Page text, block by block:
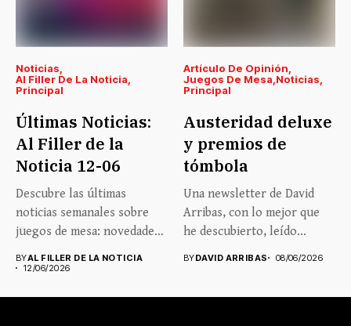
Noticias
Al Filler De La Noticia
Principal
Últimas Noticias:
Al Filler de la
Noticia 12-06
Descubre las últimas
noticias semanales sobre
juegos de mesa: novedades,
BYAL FILLER DE LA NOTICIA
12/06/2026
Artículo De Opinión
Juegos De Mesa Noticias
Principal
Austeridad deluxe
y premios de
tómbola
Una newsletter de David
Arribas, con lo mejor que
he descubierto, leído...
BYDAVID ARRIBAS 08/06/2026